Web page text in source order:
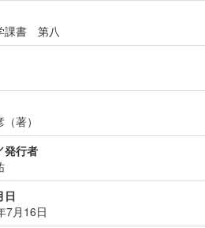
課書 第八
著）
発行者
日
7月16日